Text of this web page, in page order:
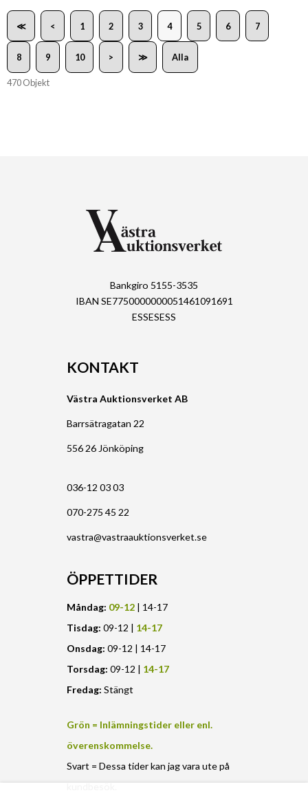
≪ < 1 2 3 4 5 6 7
8 9 10 > ≫ Alla
470 Objekt
Bankgiro 5155-3535
IBAN SE7750000000051461091691
ESSESESS
KONTAKT
Västra Auktionsverket AB
Barrsätragatan 22
556 26 Jönköping
036-12 03 03
070-275 45 22
vastra@vastraauktionsverket.se
ÖPPETTIDER
Måndag: 09-12 | 14-17
Tisdag: 09-12 | 14-17
Onsdag: 09-12 | 14-17
Torsdag: 09-12 | 14-17
Fredag: Stängt
Grön = Inlämningstider eller enl.
överenskommelse.
Svart = Dessa tider kan jag vara ute på
kundbesök.